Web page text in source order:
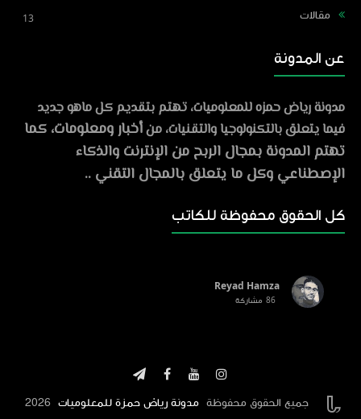
مقالات 13
عن المدونة
مدونة رياض حمزه للمعلوميات، تهتم بتقديم كل ماهو جديد
فيما يتعلق بالتكنولوجيا والتقنيات، منأخبار ومعلومات، كما
تهتم المدونة بمجال الربح من الإنترنت والذكاء
الإصطناعي وكل ما يتعلق بالمجال التقني ..
كل الحقوق محفوظة للكاتب
Reyad Hamza
86 مشاركة


جميع الحقوق محفوظة مدونة رياض حمزة للمعلوميات 2026